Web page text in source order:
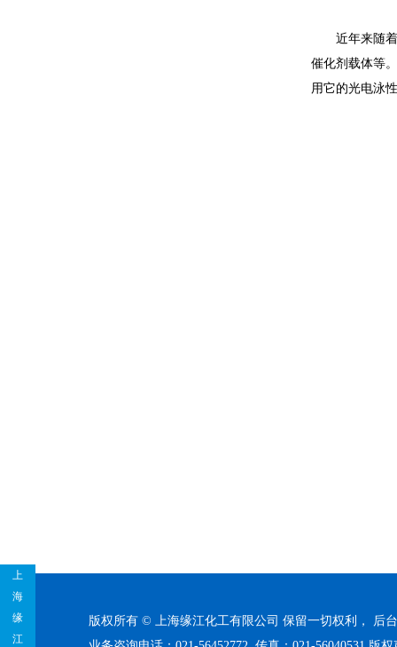
近年来随着
催化剂载体等
用它的光电泳
上
海
缘
江
版权所有 © 上海缘江化工有限公司 保留一切权利， 后